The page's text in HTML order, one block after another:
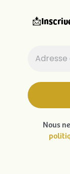
📩
Nous